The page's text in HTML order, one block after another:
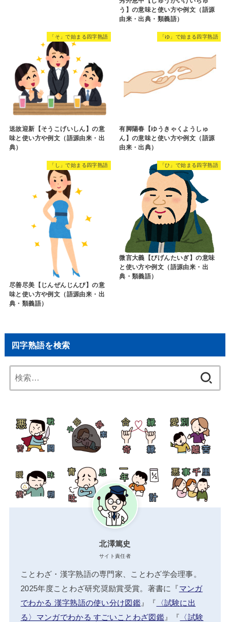
う】の意味と使い方や例文（語源
由来・出典・類義語）
「そ」で始まる四字熟語
送故迎新【そうこげいしん】の意
味と使い方や例文（語源由来・出
典）
「ゆ」で始まる四字熟語
有脚陽春【ゆうきゃくようしゅ
ん】の意味と使い方や例文（語源
由来・出典）
「し」で始まる四字熟語
尽善尽美【じんぜんじんび】の意
味と使い方や例文（語源由来・出
典・類義語）
「ひ」で始まる四字熟語
微言大義【びげんたいぎ】の意味
と使い方や例文（語源由来・出
典・類義語）
四字熟語を検索
索:
北澤篤史
サイト責任者
ことわざ・漢字熟語の専門家、ことわざ学会理事。
2025年度ことわざ研究奨励賞受賞。著書に『マンガ
でわかる 漢字熟語の使い分け図鑑』『 〈試験に出
る〉マンガでわかる すごいことわざ図鑑』『 〈試験